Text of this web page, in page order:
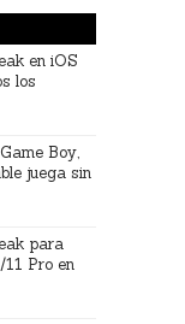
en iOS
los
Boy,
juega sin
para
Pro en